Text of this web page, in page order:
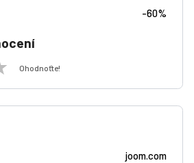
-60%
Ohodnoťte!
joom.com